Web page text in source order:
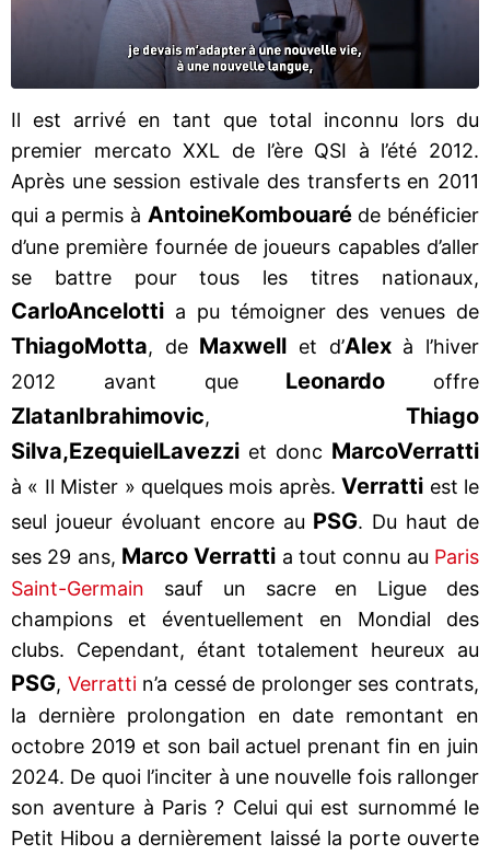
Il est arrivé en tant que total inconnu lors du
premier mercato XXL de l’ère QSI à l’été 2012.
Après une session estivale des transferts en 2011
qui a permis à AntoineKombouaréde bénéficier
d’une première fournée de joueurs capables d’aller
se battre pour tous les titres nationaux,
CarloAncelotti a pu témoigner des venues de
ThiagoMotta, de Maxwell et d’Alexà l’hiver
2012 avant que Leonardo offre
ZlatanIbrahimovic, Thiago
Silva,EzequielLavezzi et donc MarcoVerratti
à « Il Mister » quelques mois après.Verratti est le
seul joueur évoluant encore au PSG. Du haut de
ses 29 ans, Marco Verratti a tout connu au Paris
Saint-Germain sauf un sacre en Ligue des
champions et éventuellement en Mondial des
clubs. Cependant, étant totalement heureux au
PSG, Verrattin’a cessé de prolonger ses contrats,
la dernière prolongation en date remontant en
octobre 2019 et son bail actuel prenant fin en juin
2024. De quoi l’inciter à une nouvelle fois rallonger
son aventure à Paris ? Celui qui est surnommé le
Petit Hibou a dernièrement laissé la porte ouverte